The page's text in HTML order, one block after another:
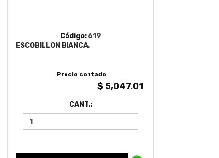
Código: 619
ESCOBILLON BIANCA.
Precio contado
$ 5,047.01
CANT.: